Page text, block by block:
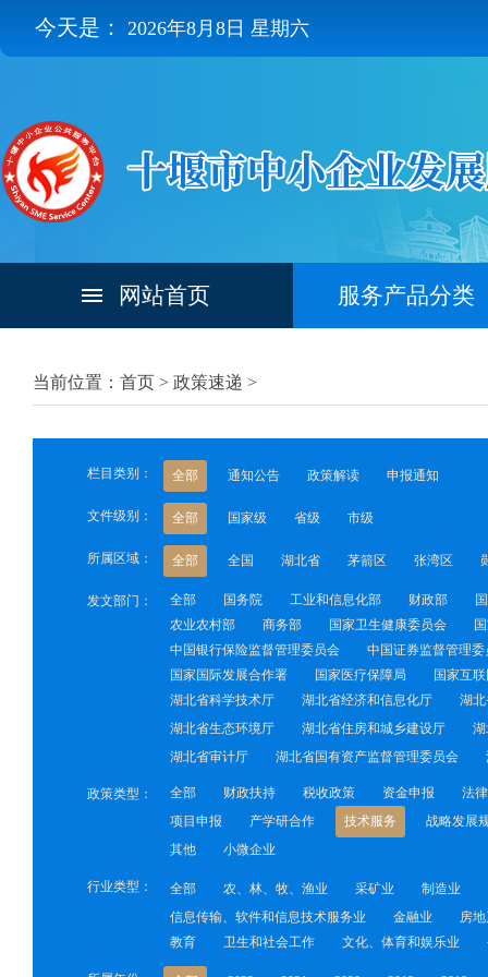
今天是： 2026年8月8日 星期六
网站首页 服务产品分类
当前位置：首页 > 政策速递 >
栏目类别： 全部 通知公告 政策解读 申报通知
文件级别： 全部 国家级 省级 市级
所属区域： 全部 全国 湖北省 茅箭区 张湾区
发文部门： 全部 国务院 工业和信息化部 财政部
农业农村部
商务部 国家卫生健康委员会
中国银行保险监督管理委员会
中国证券监督管理委
国家国际发展合作署
国家医疗保障局
国家互
湖北省科学技术厅
湖北省经济和信息化厅
湖
湖北省生态环境厅
湖北省住房和城乡建设厅
湖北省审计厅
湖北省国有资产监督管理委员会
政策类型： 全部 财政扶持 税收政策 资金申报
法
项目申报
产学研合作 技术服务
战略发展
其他
小微企业
行业类型： 全部 农、林、牧、渔业 采矿业
制造业
信息传输、软件和信息技术服务业
金融业
房
教育
卫生和社会工作 文化、体育和娱乐业